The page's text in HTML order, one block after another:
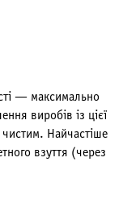
— максимально
виробів із цієї
чистим. Найчастіше
взуття (через